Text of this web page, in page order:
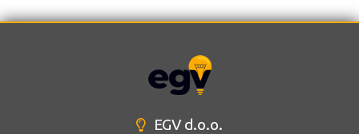
EGV d.o.o.